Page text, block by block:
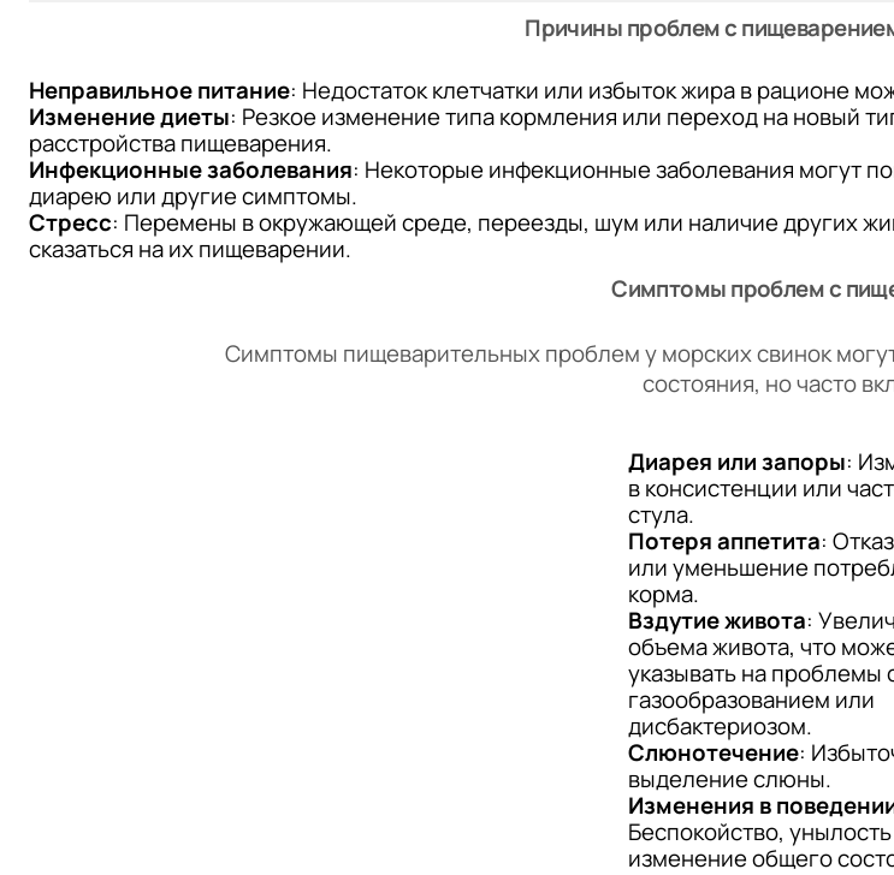
Причины проблем с
Неправильное питание: Недостаток клетчатки или избыток жира в рационе
Изменение диеты: Резкое изменение типа кормления или переход на новый
расстройства пищеварения.
Инфекционные заболевания: Некоторые инфекционные заболевания могут
диарею или другие симптомы.
Стресс: Перемены в окружающей среде, переезды, шум или наличие других
сказаться на их пищеварении.
Симптомы проблем с
Симптомы пищеварительных проблем у морских свинок
состояния, но часто
Диарея или запоры:
в консистенции или
стула.
Потеря аппетита:
или уменьшение
корма.
Вздутие живота:
объема живота, что
указывать на проблемы
газообразованием или
дисбактериозом.
Слюнотечение:
выделение слюны.
Изменения в
Беспокойство,
изменение общего